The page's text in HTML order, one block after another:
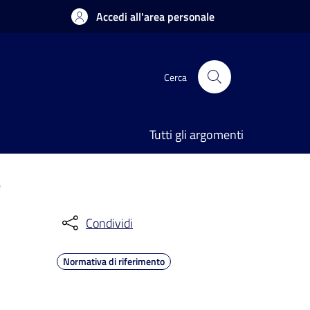
Accedi all'area personale
Cerca
Tutti gli argomenti
Condividi
Normativa di riferimento